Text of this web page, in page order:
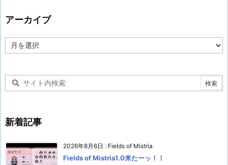
ー
アーカイブ
ー
新着記事
2026年8月6日 : Fields of Mistria
Fields of Mistria1.0来たーッ！！